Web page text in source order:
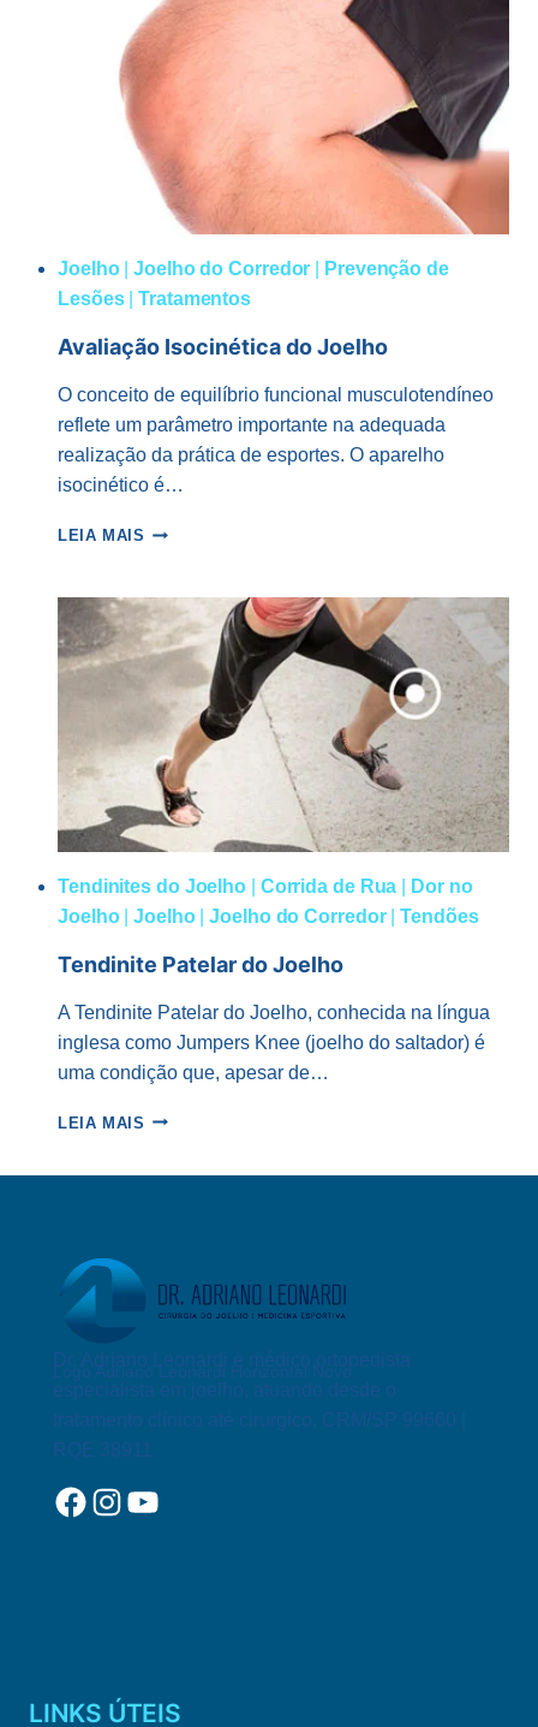
VISÃO
GERAL
Joelho|Joelho do Corredor
Prevenção de
Lesões|Tratamentos
Avaliação Isocinética do Joelho
O conceito de equilíbrio funcional musculotendíneo
reflete um parâmetro importante na adequada
realização da prática de esportes. O aparelho
isocinético é…
LEIA MAIS AVALIAÇÃO
JOELHO
Tendinites do Joelho Corrida de Rua
Dor no
Joelho|Joelho|Joelho do Corredor|Tendões
Tendinite Patelar do Joelho
A Tendinite Patelar do Joelho, conhecida na língua
inglesa como Jumpers Knee (joelho do saltador) é
uma condição que, apesar de…
LEIA MAIS TENDINITE
Logo Adriano Leonardi Horizontal Novo
Dr. Adriano Leonardi é médico ortopedista
especialista em joelho, atuando desde o
tratamento clínico até cirurgico. CRM/SP 99660 |
RQE 38911
Facebook
Instagram
YouTube
LINKS ÚTEIS